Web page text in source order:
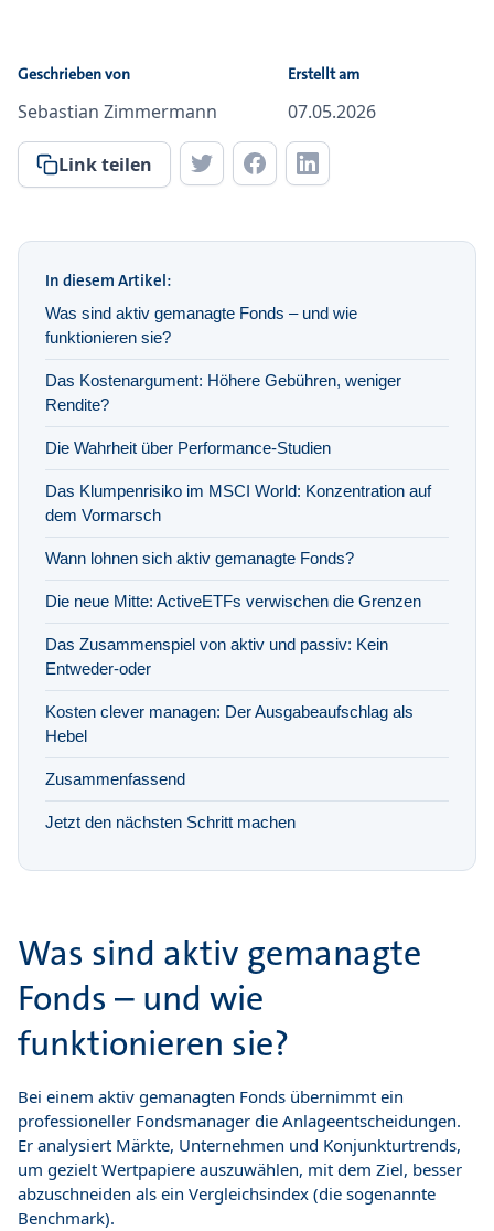
Geschrieben von
Sebastian Zimmermann
Erstellt am
07.05.2026
Link teilen
In diesem Artikel:
Was sind aktiv gemanagte Fonds – und wie
funktionieren sie?
Das Kostenargument: Höhere Gebühren, weniger
Rendite?
Die Wahrheit über Performance-Studien
Das Klumpenrisiko im MSCI World: Konzentration auf
dem Vormarsch
Wann lohnen sich aktiv gemanagte Fonds?
Die neue Mitte: ActiveETFs verwischen die Grenzen
Das Zusammenspiel von aktiv und passiv: Kein
Entweder-oder
Kosten clever managen: Der Ausgabeaufschlag als
Hebel
Zusammenfassend
Jetzt den nächsten Schritt machen
Was sind aktiv gemanagte
Fonds – und wie
funktionieren sie?
Bei einem aktiv gemanagten Fonds übernimmt ein
professioneller Fondsmanager die Anlageentscheidungen.
Er analysiert Märkte, Unternehmen und Konjunkturtrends,
um gezielt Wertpapiere auszuwählen, mit dem Ziel, besser
abzuschneiden als ein Vergleichsindex (die sogenannte
Benchmark).